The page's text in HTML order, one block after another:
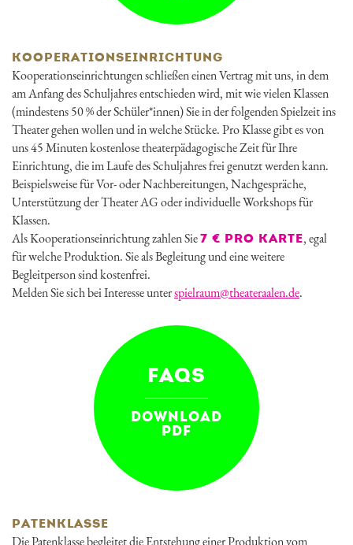
KOOPERATIONSEINRICHTUNG
Kooperationseinrichtungen schließen einen Vertrag mit uns, in dem
am Anfang des Schuljahres entschieden wird, mit wie vielen Klassen
(mindestens 50 % der Schüler*innen) Sie in der folgenden Spielzeit ins
Theater gehen wollen und in welche Stücke. Pro Klasse gibt es von
uns 45 Minuten kostenlose theaterpädagogische Zeit für Ihre
Einrichtung, die im Laufe des Schuljahres frei genutzt werden kann.
Beispielsweise für Vor- oder Nachbereitungen, Nachgespräche,
Unterstützung der Theater AG oder individuelle Workshops für
Klassen.
Als Kooperationseinrichtung zahlen Sie7 € PRO KARTE, egal
für welche Produktion. Sie als Begleitung und eine weitere
Begleitperson sind kostenfrei.
Melden Sie sich bei Interesse unterspielraum@theateraalen.de.
FAQS
DOWNLOAD
PDF
PATENKLASSE
Die Patenklasse begleitet die Entstehung einer Produktion vom